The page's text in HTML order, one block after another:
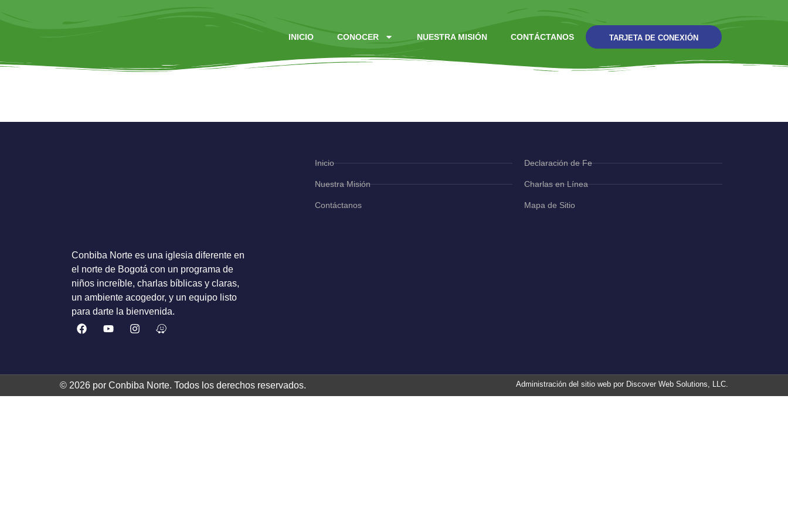
INICIO CONOCER NUESTRA MISIÓN CONTÁCTANOS TARJETA DE CONEXIÓN
Conbiba Norte es una iglesia diferente en
el norte de Bogotá con un programa de
niños increíble, charlas bíblicas y claras,
un ambiente acogedor, y un equipo listo
para darte la bienvenida.
Inicio
Nuestra Misión
Contáctanos
Declaración de Fe
Charlas en Línea
Mapa de Sitio
© 2026 por Conbiba Norte. Todos los derechos reservados. Administración del sitio web por Discover Web Solutions, LLC.